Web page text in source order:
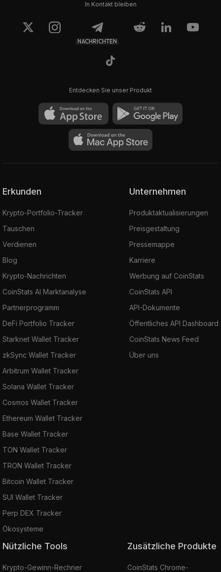
In Kontakt bleiben
NACHRICHTEN
Entdecken Sie unser Produkt
Erkunden
Krypto-Portfolio-Tracker
Tauschen
Verdienen
Blog
Krypto-Nachrichten
CoinStats AI Marktanalyse
Partnerprogramm
DeFi Portfolio Tracker
Starknet Wallet Tracker
zkSync Wallet Tracker
Arbitrum Wallet Tracker
Solana Wallet Tracker
Cosmos Wallet Tracker
Ethereum Wallet Tracker
Base Wallet Tracker
TON Wallet Tracker
TRON Wallet Tracker
Bitcoin Wallet Tracker
SUI Wallet Tracker
Perp DEX Tracker
Ökosysteme
Unternehmen
Produktaktualisierungen
Preisgestaltung
Pressemappe
Karriere
Werbung auf CoinStats
CoinStats API
API-Dokumente
Öffentliches API Dashboard
CoinStats News Feed
Über uns
Nützliche Tools
Krypto-Gewinn-Rechner
Zusätzliche Produkte
CoinStats Chrome-